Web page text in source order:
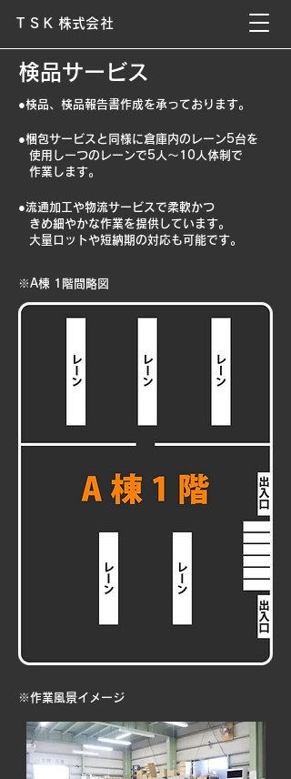
T S K 株式会社
検品サービス
●​検品、検品報告書作成を承っております。
●梱包サービスと同様に​倉庫内のレーン5台を
使用し一つのレーンで5人〜10人体制で
作業します。
●​流通加工や物流サービスで柔軟かつ
きめ細やかな作業を提供しています。
大量ロットや短納期の対応も可能です。
​※A棟 1階間略図
​※作業風景イメージ